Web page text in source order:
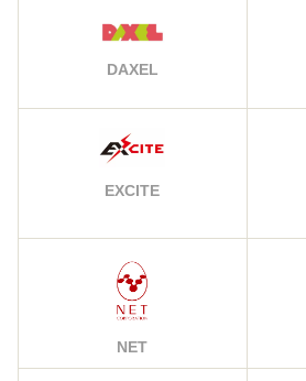
DAXEL
EXCITE
NET